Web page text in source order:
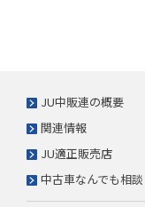
JU中販連の概要
関連情報
JU適正販売店
中古車なんでも相談